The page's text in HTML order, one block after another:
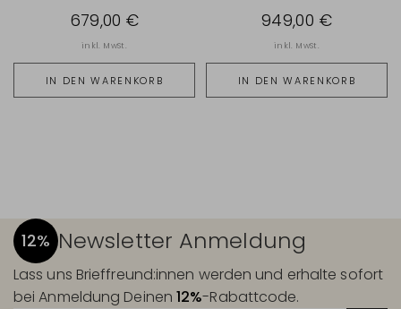
IN DEN WARENKORB
679,00 €
inkl. MwSt.
IN DEN WARENKORB
949,00 €
inkl. MwSt.
12% Newsletter Anmeldung
Lass uns Brieffreund:innen werden und erhalte sofort
bei Anmeldung Deinen12%-Rabattcode.